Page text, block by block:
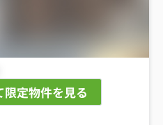
定物件を見る